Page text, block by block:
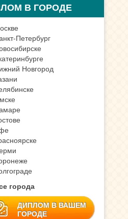
В ГОРОДЕ
Петербург
Новгород
города
ДИПЛОМ В ВАШЕМ
ГОРОДЕ